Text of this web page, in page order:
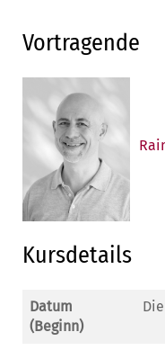
Vortragende
Kursdetails
Datum
(Beginn)